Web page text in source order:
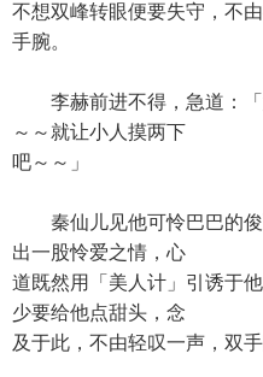
不想双峰转眼便要失守，不
手腕。
李赫前进不得，急道：「
～～就让小人摸两下
吧～～」
秦仙儿见他可怜巴巴的俊
出一股怜爱之情，心
道既然用「美人计」引诱于
少要给他点甜头，念
及于此，不由轻叹一声，双手